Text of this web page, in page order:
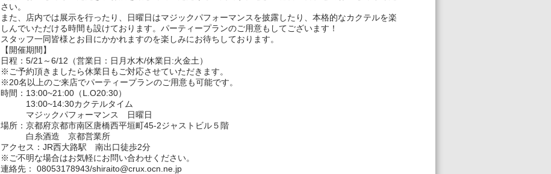
さい。
また、店内では展示を行ったり、日曜日はマジックパフォーマンスを披露したり、本格的なカクテルを楽
しんでいただける時間も設けております。パーティープランのご用意もしてございます！
スタッフ一同皆様とお目にかかれますのを楽しみにお待ちしております。
【開催期間】
日程：5/21～6/12（営業日：日月水木/休業日:火金土）
※ご予約頂きましたら休業日もご対応させていただきます。
※20名以上のご来店でパーティープランのご用意も可能です。
時間：13:00~21:00（Ⅼ.O20:30）
13:00~14:30カクテルタイム
マジックパフォーマンス 日曜日
場所：京都府京都市南区唐橋西平垣町45-2ジャストビル５階
白糸酒造 京都営業所
アクセス：JR西大路駅 南出口徒歩2分
※ご不明な場合はお気軽にお問い合わせください。
連絡先： 08053178943/shiraito@crux.ocn.ne.jp